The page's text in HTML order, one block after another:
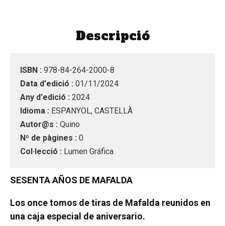
Descripció
ISBN : 978-84-264-2000-8
Data d'edició : 01/11/2024
Any d'edició : 2024
Idioma : ESPANYOL, CASTELLÀ
Autor@s : Quino
Nº de pàgines : 0
Col·lecció : Lumen Gráfica
SESENTA AÑOS DE MAFALDA
Los once tomos de tiras de Mafalda reunidos en
una caja especial de aniversario.